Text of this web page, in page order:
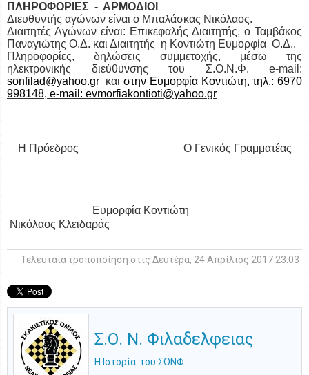
ΠΛΗΡΟΦΟΡΙΕΣ - ΑΡΜΟΔΙΟΙ
Διευθυντής αγώνων είναι ο Μπαλάσκας Νικόλαος.
Διαιτητές Αγώνων είναι: Επικεφαλής Διαιτητής, ο Ταμβάκος
Παναγιώτης Ο.Δ. και Διαιτητής η Κοντιώτη Ευμορφία Ο.Δ..
Πληροφορίες, δηλώσεις συμμετοχής, μέσω της
ηλεκτρονικής διεύθυνσης του Σ.Ο.Ν.Φ. e-mail :
καιστην Ευμορφία Κοντιώτη, τηλ.: 6970
998148, e-mail : evmorfiakontioti@yahoo.gr
H Πρόεδρος Ο Γενικός Γραμματέας
Ευμορφία Κοντιώτη
Νικόλαος Κλειδαράς
Τελευταία τροποποίηση στις Δευτέρα, 24 Απρίλιος 2017 23:03
Σ.Ο. Ν. Φιλαδελφειας
Η Ιστορία του ΣΟΝΦ